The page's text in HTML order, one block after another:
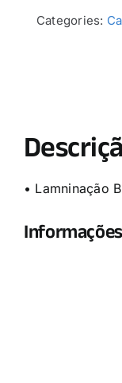
Categories:
• Lamninação